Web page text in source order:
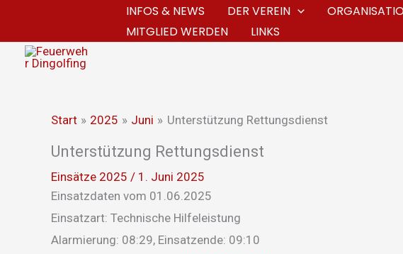
springen
INFOS & NEWS DER VEREIN
MITGLIED WERDEN
LINKS
Start 2025 Juni Unterstützung Rettungsdienst
Unterstützung Rettungsdienst
Einsätze 2025 / 1. Juni 2025
Einsatzdaten vom 01.06.2025
Einsatzart: Technische Hilfeleistung
Alarmierung: 08:29, Einsatzende: 09:10